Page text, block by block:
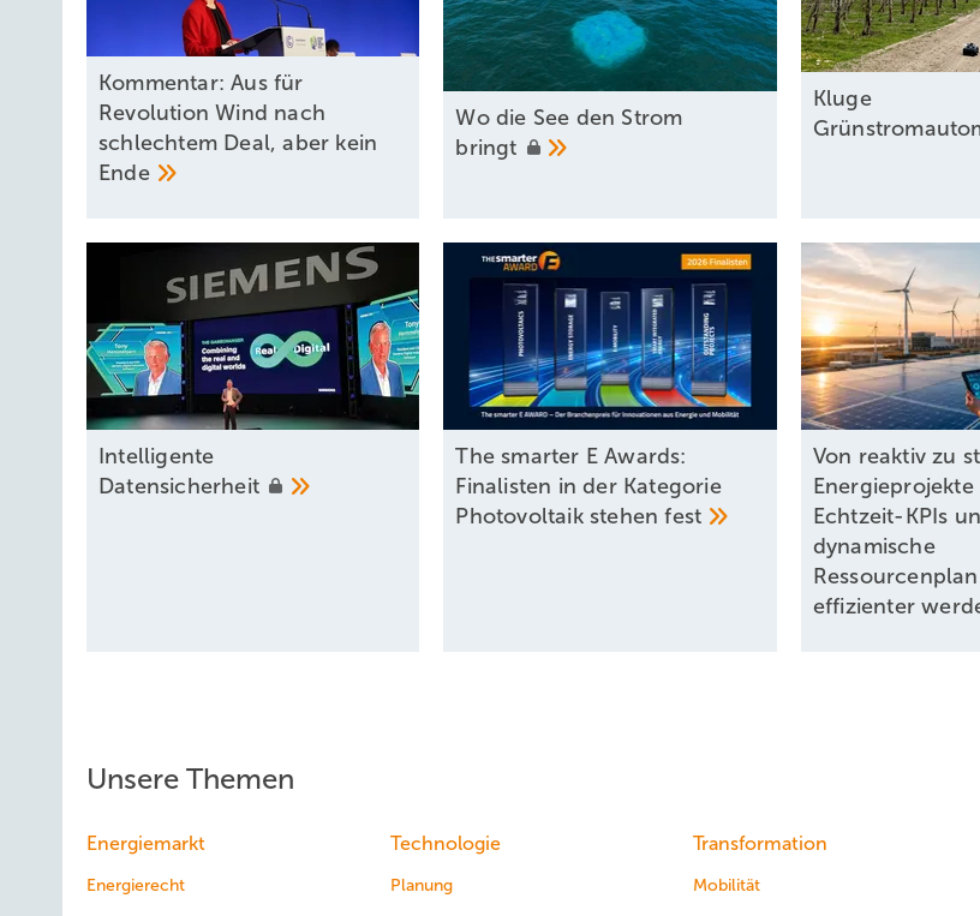
Kommentar: Aus für
Revolution Wind nach
schlechtem Deal, aber kein
Ende
Wo die See den Strom
bringt
Kl uge
Intel ligente
Datensicherheit
The smarter E Awards:
Finalisten in der Kategorie
Photovoltaik stehenfest
Von reaktiv zu
Echtzeit-KPIs
dynamische
effizienter
Unsere Themen
Energiemarkt
Energierecht
Technologie
Planung
Transformation
Mobilität